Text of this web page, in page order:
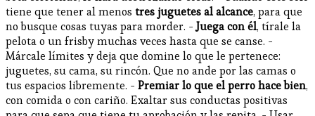
tiene que tener al menos tres juguetes al alcance, para que
no busque cosas tuyas para morder. -Juega con él, tírale la
pelota o un frisby muchas veces hasta que se canse. -
Márcale límites y deja que domine lo que le pertenece:
juguetes, su cama, su rincón. Que no ande por las camas o
tus espacios libremente. - Premiar lo que el perro hace bien,
con comida o con cariño. Exaltar sus conductas positivas